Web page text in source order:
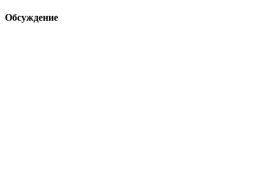
Обсуждение